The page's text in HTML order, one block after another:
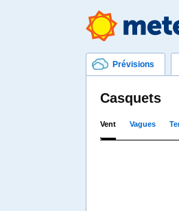
Prévisions
Casquets
Vent Vagues